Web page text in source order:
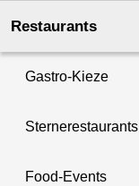
Restaurants
Gastro-Kieze
Sternerestaurants
Food-Events